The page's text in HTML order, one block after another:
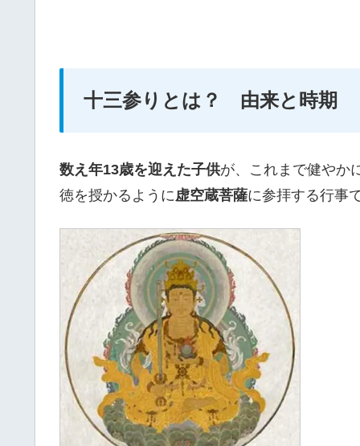
十三参りとは？ 由来と時期
数え年13歳を迎えた子供が、これまで健やか
徳を授かるように虚空蔵菩薩に参拝する行事